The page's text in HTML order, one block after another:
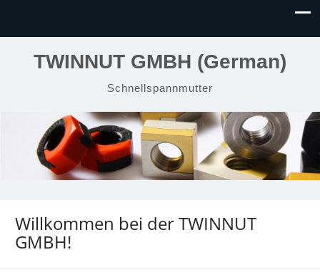
TWINNUT GMBH (German)
Schnellspannmutter
Willkommen bei der TWINNUT
GMBH!